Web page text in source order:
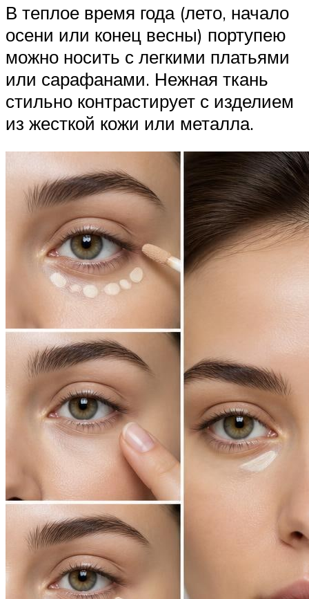
В теплое время года (лето, начало
осени или конец весны) портупею
можно носить с легкими платьями
или сарафанами. Нежная ткань
стильно контрастирует с изделием
из жесткой кожи или металла.